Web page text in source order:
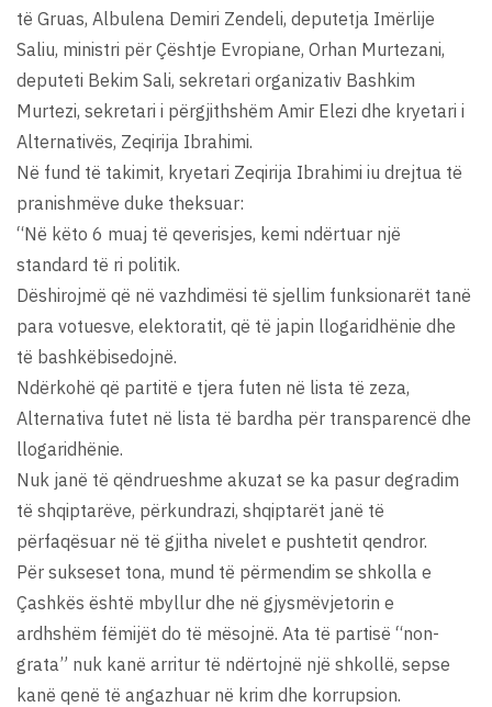
të Gruas, Albulena Demiri Zendeli, deputetja Imërlije
Saliu, ministri për Çështje Evropiane, Orhan Murtezani,
deputeti Bekim Sali, sekretari organizativ Bashkim
Murtezi, sekretari i përgjithshëm Amir Elezi dhe kryetari i
Alternativës, Zeqirija Ibrahimi.
Në fund të takimit, kryetari Zeqirija Ibrahimi iu drejtua të
pranishmëve duke theksuar:
“Në këto 6 muaj të qeverisjes, kemi ndërtuar një
standard të ri politik.
Dëshirojmë që në vazhdimësi të sjellim funksionarët tanë
para votuesve, elektoratit, që të japin llogaridhënie dhe
të bashkëbisedojnë.
Ndërkohë që partitë e tjera futen në lista të zeza,
Alternativa futet në lista të bardha për transparencë dhe
llogaridhënie.
Nuk janë të qëndrueshme akuzat se ka pasur degradim
të shqiptarëve, përkundrazi, shqiptarët janë të
përfaqësuar në të gjitha nivelet e pushtetit qendror.
Për sukseset tona, mund të përmendim se shkolla e
Çashkës është mbyllur dhe në gjysmëvjetorin e
ardhshëm fëmijët do të mësojnë. Ata të partisë “non-
grata” nuk kanë arritur të ndërtojnë një shkollë, sepse
kanë qenë të angazhuar në krim dhe korrupsion.